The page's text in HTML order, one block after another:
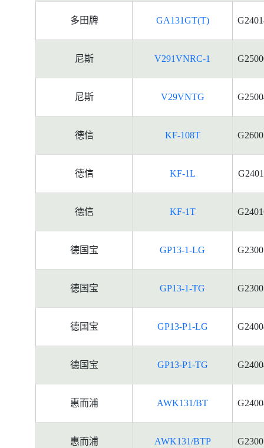
多田牌 GA131GT(T)
尼斯 V291VNRC-1
尼斯 V29VNTG
德信 KF-108T
德信 KF-1L
德信 KF-1T
德国宝 GP13-1-LG
德国宝 GP13-1-TG
德国宝 GP13-P1-LG
德国宝 GP13-P1-TG
惠而浦 AWK131/BT
惠而浦 AWK131/BTP